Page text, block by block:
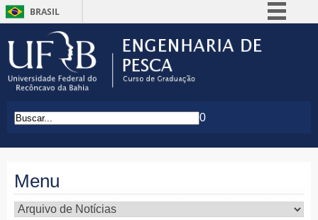
BRASIL
Legislação
Canais
0
Menu